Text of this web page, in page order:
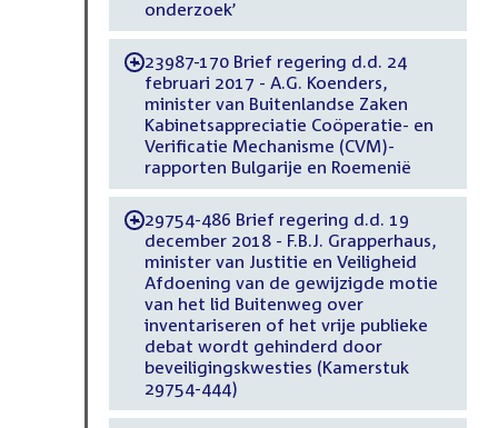
onderzoek’
-23987-170 Brief regering d.d. 24
februari 2017 - A.G. Koenders,
minister van Buitenlandse Zaken
Kabinetsappreciatie Coöperatie- en
Verificatie Mechanisme (CVM)-
rapporten Bulgarije en Roemenië
-29754-486 Brief regering d.d. 19
december 2018 - F.B.J. Grapperhaus,
minister van Justitie en Veiligheid
Afdoening van de gewijzigde motie
van het lid Buitenweg over
inventariseren of het vrije publieke
debat wordt gehinderd door
beveiligingskwesties (Kamerstuk
29754-444)